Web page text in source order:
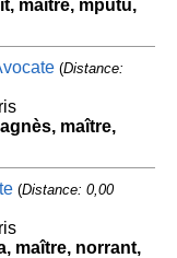
maître, mputu,
(Distance:
maître,
(Distance: 0,00
maître, norrant,